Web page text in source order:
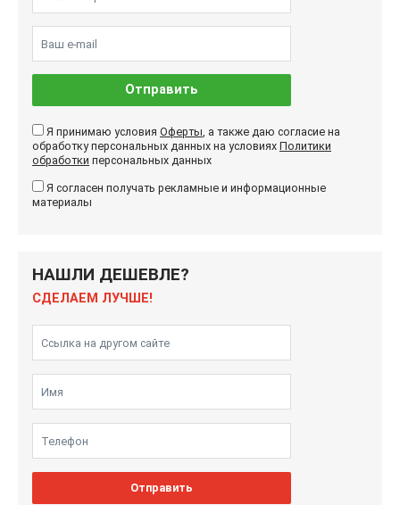
Отправить
Я принимаю условия Оферты, а также даю согласие на
обработку персональных данных на условиях Политики
обработки персональных данных
Я согласен получать рекламные и информационные
материалы
НАШЛИ ДЕШЕВЛЕ?
СДЕЛАЕМ ЛУЧШЕ!
Отправить